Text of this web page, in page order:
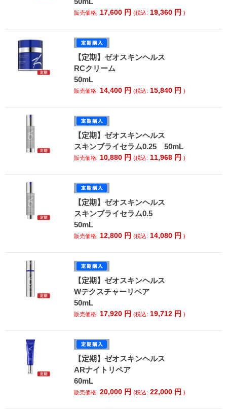
販売価格: 17,600 円(税込: 19,360 円)
【定期】ゼオスキンヘルス
RCクリーム
50mL
販売価格: 14,400 円(税込: 15,840 円)
【定期】ゼオスキンヘルス
スキンブライセラム0.25 50mL
販売価格: 10,880 円(税込: 11,968 円)
【定期】ゼオスキンヘルス
スキンブライセラム0.5
50mL
販売価格: 12,800 円(税込: 14,080 円)
【定期】ゼオスキンヘルス
Wテクスチャーリペア
50mL
販売価格: 17,920 円(税込: 19,712 円)
【定期】ゼオスキンヘルス
ARナイトリペア
60mL
販売価格: 20,000 円(税込: 22,000 円)